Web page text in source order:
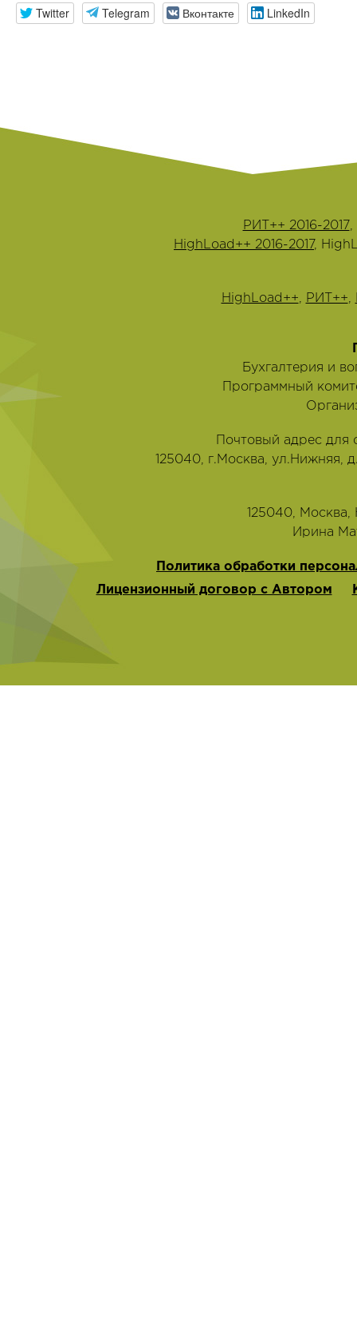
Twitter Telegram Вконтакте LinkedIn
РИТ++ 2016-2017,
HighLoad++ 2016-2017,
HighLoad++, РИТ++,
Бухгалтерия и
Программный
Почтовый адрес для
125040, г.Москва, ул.Нижняя,
125040,
‭Ирина
Политика обработки
Лицензионный договор с Автором